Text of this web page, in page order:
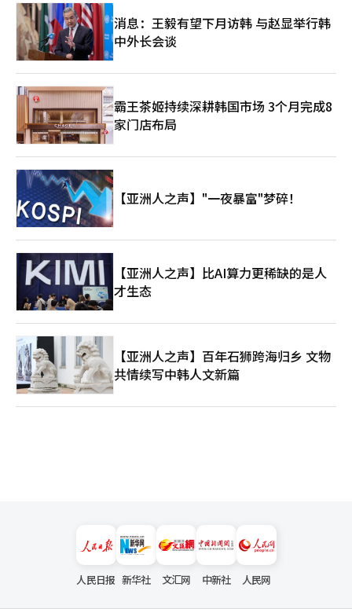
目前围绕外交与安全的课题极为复杂且交织，总统李在明及旗下外
交团队将面对巨大的战略考验。消息：王毅有望下月访韩 与赵显举行韩
中外长会谈
霸王茶姬持续深耕韩国市场 3个月完成8
家门店布局
【亚洲人之声】"一夜暴富"梦碎！
【亚洲人之声】比AI算力更稀缺的是人
才生态
【亚洲人之声】百年石狮跨海归乡 文物
共情续写中韩人文新篇
人民日报 新华社 文汇网 中新社 人民网